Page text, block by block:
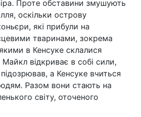
Проте обставини змушують
оскільки острову
які прибули на
тваринами, зокрема
в Кенсуке склалися
Майкл відкриває в собі сили,
підозрював, а Кенсуке вчиться
Разом вони стають на
світу, оточеного